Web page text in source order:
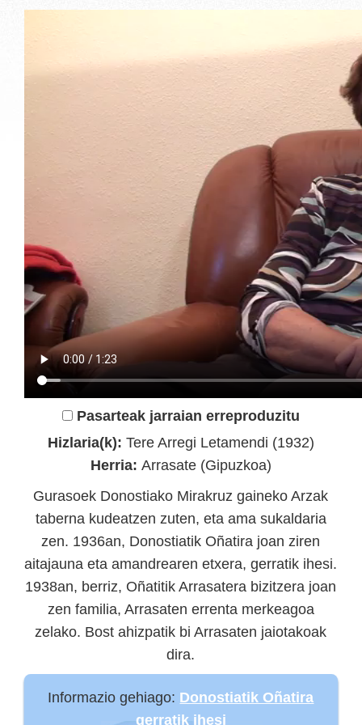
Pasarteak jarraian erreproduzitu
Hizlaria(k): Tere Arregi Letamendi (1932)
Herria: Arrasate (Gipuzkoa)
Gurasoek Donostiako Mirakruz gaineko Arzak
taberna kudeatzen zuten, eta ama sukaldaria
zen. 1936an, Donostiatik Oñatira joan ziren
aitajauna eta amandrearen etxera, gerratik ihesi.
1938an, berriz, Oñatitik Arrasatera bizitzera joan
zen familia, Arrasaten errenta merkeagoa
zelako. Bost ahizpatik bi Arrasaten jaiotakoak
dira.
Informazio gehiago: Donostiatik Oñatira
gerratik ihesi